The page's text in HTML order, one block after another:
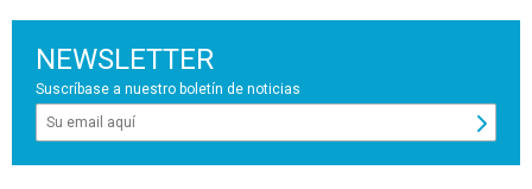
NEWSLETTER
Suscríbase a nuestro boletín de noticias